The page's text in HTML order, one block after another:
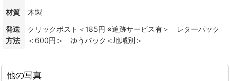
材質
木製
発送
方法
クリックポスト＜185円 ※追跡サービス有＞ レターパック
＜600円＞ ゆうパック＜地域別＞
他の写真